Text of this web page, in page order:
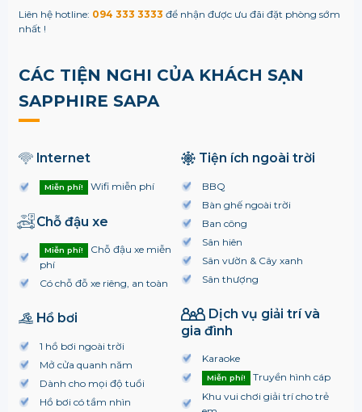
Liên hệ hotline: 094 333 3333 để nhận được ưu đãi đặt phòng sớm
nhất !
CÁC TIỆN NGHI CỦA KHÁCH SẠN
SAPPHIRE SAPA
Internet
Miễn phí! Wifi miễn phí
Chỗ đậu xe
Miễn phí!
Chỗ đậu xe miễn
phí
Có chỗ đỗ xe riêng, an toàn
Hồ bơi
1 hồ bơi ngoài trời
Mở cửa quanh năm
Dành cho mọi độ tuổi
Hồ bơi có tầm nhìn
Tiện ích ngoài trời
BBQ
Bàn ghế ngoài trời
Ban công
Sân hiên
Sân vườn & Cây xanh
Sân thượng
Dịch vụ giải trí và
gia đình
Karaoke
Miễn phí!
Truyền hình cáp
Khu vui chơi giải trí cho trẻ